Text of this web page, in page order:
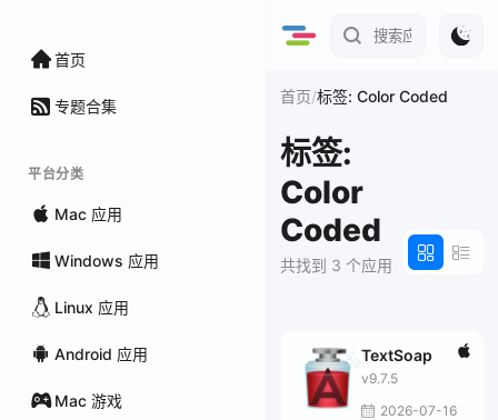
首页
专题合集
平台分类
Mac 应用
Windows 应用
Linux 应用
Android 应用
Mac 游戏
首页/标签: Color Coded
标签:
Color
Coded
共找到 3 个应用
TextSoap
v9.7.5
2026-07-16